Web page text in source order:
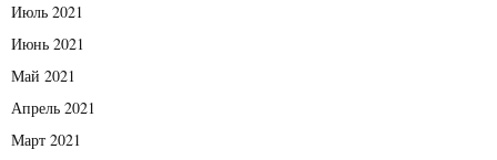
Июль 2021
Июнь 2021
Май 2021
Апрель 2021
Март 2021